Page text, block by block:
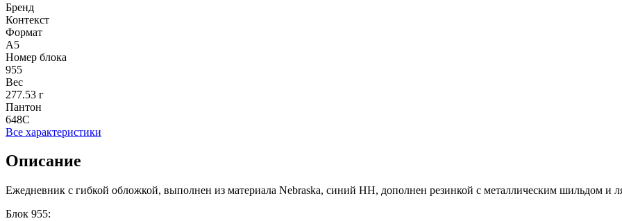
Бренд
Контекст
Формат
А5
Номер блока
955
Вес
277.53 г
Пантон
648C
Все характеристики
Описание
Ежедневник с гибкой обложкой, выполнен из материала Nebraska, синий НН, дополнен резинкой с металлическим шильдом и
Блок 955: